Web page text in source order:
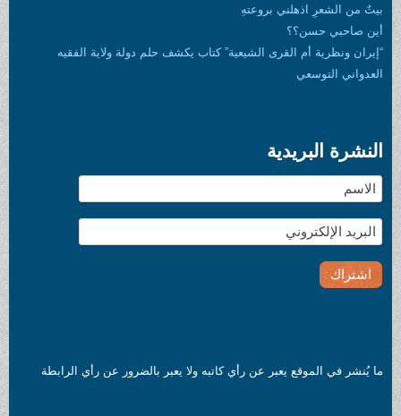
بيتٌ من الشعرِ اذهلني بروعتهِ
أين صاحبي حسن؟؟
“إيران ونظرية أم القرى الشيعية” كتاب يكشف حلم دولة ولاية الفقيه
العدواني التوسعي
النشرة البريدية
ما يُنشر في الموقع يعبر عن رأي كاتبه ولا يعبر بالضرور عن رأي الرابطة